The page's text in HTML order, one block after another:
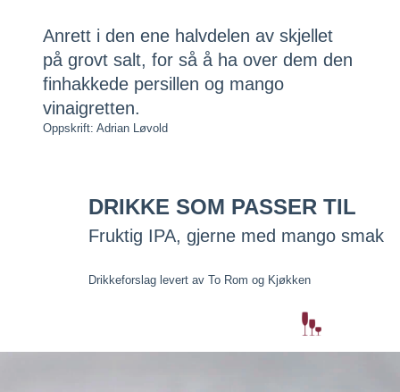
Anrett i den ene halvdelen av skjellet
på grovt salt, for så å ha over dem den
finhakkede persillen og mango
vinaigretten.
Oppskrift: Adrian Løvold
DRIKKE SOM PASSER TIL
Fruktig IPA, gjerne med mango smak
Drikkeforslag levert av To Rom og Kjøkken